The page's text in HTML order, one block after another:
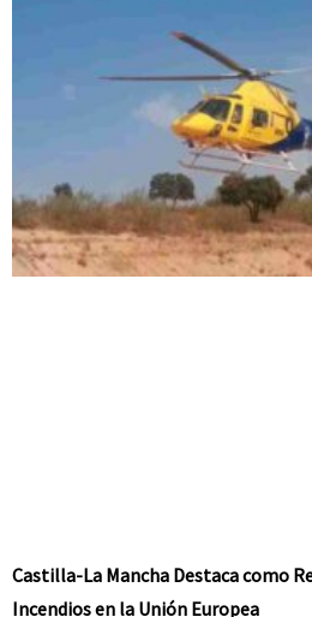
Castilla-La Mancha Destaca como
Incendios en la Unión Europea